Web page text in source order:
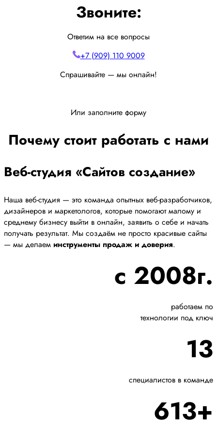
Звоните:
Ответим на все вопросы
+7 (909) 110 9009
Спрашивайте — мы онлайн!
Или заполните форму
Почему стоит работать с нами
Веб-студия «Сайтов создание»
Наша веб-студия — это команда опытных веб-разработчиков,
дизайнеров и маркетологов, которые помогают малому и
среднему бизнесу выйти в онлайн, заявить о себе и начать
получать результат. Мы создаём не просто красивые сайты
— мы делаем инструменты продаж и доверия.
с 2008г.
работаем по
технологии под ключ
13
специалистов в команде
613+